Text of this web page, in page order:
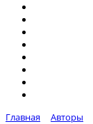
Главная Авторы